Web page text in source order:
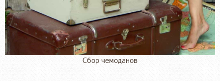
Сбор чемоданов